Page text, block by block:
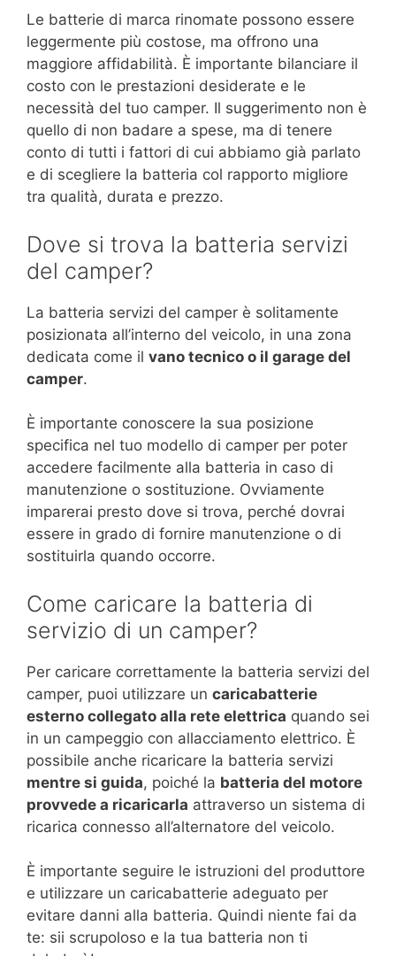
Le batterie di marca rinomate possono essere
leggermente più costose, ma offrono una
maggiore affidabilità. È importante bilanciare il
costo con le prestazioni desiderate e le
necessità del tuo camper. Il suggerimento non è
quello di non badare a spese, ma di tenere
conto di tutti i fattori di cui abbiamo già parlato
e di scegliere la batteria col rapporto migliore
tra qualità, durata e prezzo.
Dove si trova la batteria servizi
del camper?
La batteria servizi del camper è solitamente
posizionata all’interno del veicolo, in una zona
dedicata come il vano tecnico o il garage del
camper.
È importante conoscere la sua posizione
specifica nel tuo modello di camper per poter
accedere facilmente alla batteria in caso di
manutenzione o sostituzione. Ovviamente
imparerai presto dove si trova, perché dovrai
essere in grado di fornire manutenzione o di
sostituirla quando occorre.
Come caricare la batteria di
servizio di un camper?
Per caricare correttamente la batteria servizi del
camper, puoi utilizzare un caricabatterie
esterno collegato alla rete elettrica quando sei
in un campeggio con allacciamento elettrico. È
possibile anche ricaricare la batteria servizi
mentre si guida, poiché la batteria del motore
provvede a ricaricarla attraverso un sistema di
ricarica connesso all’alternatore del veicolo.
È importante seguire le istruzioni del produttore
e utilizzare un caricabatterie adeguato per
evitare danni alla batteria. Quindi niente fai da
te: sii scrupoloso e la tua batteria non ti